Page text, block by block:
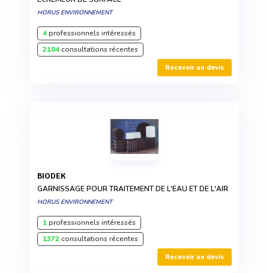
HORUS ENVIRONNEMENT
4professionnels intéressés
2104consultations récentes
Recevoir un devis
BIODEK
GARNISSAGE POUR TRAITEMENT DE L'EAU ET DE L'AIR
HORUS ENVIRONNEMENT
1professionnels intéressés
1372consultations récentes
Recevoir un devis